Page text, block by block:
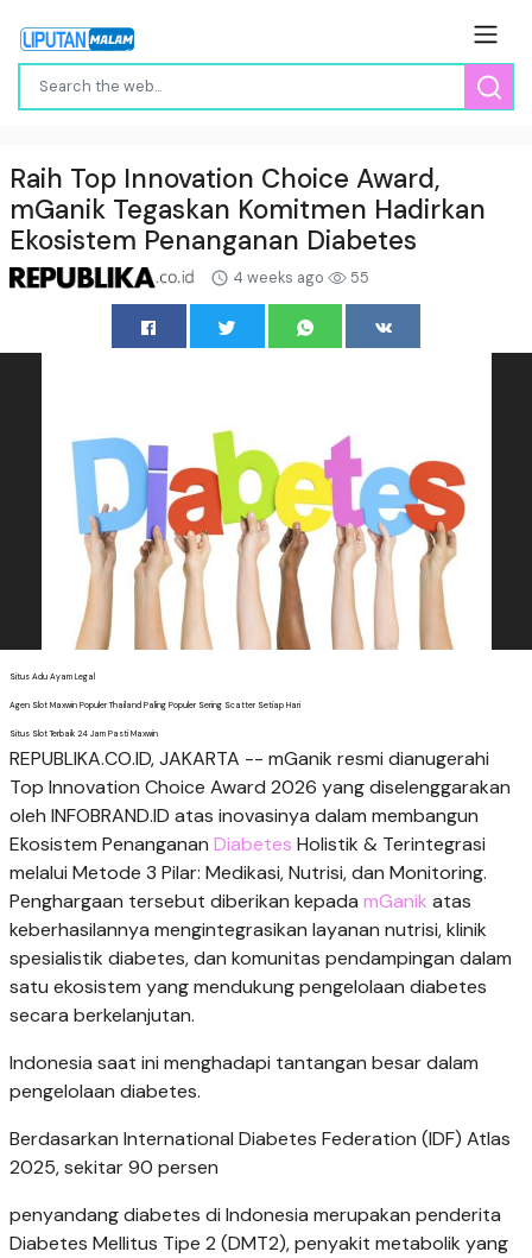
Raih Top Innovation Choice Award,
mGanik Tegaskan Komitmen Hadirkan
Ekosistem Penanganan Diabetes
4 weeks ago 55
Situs Adu Ayam Legal
Agen Slot Maxwin Populer Thailand Paling Populer Sering Scatter Setiap Hari
Situs Slot Terbaik 24 Jam Pasti Maxwin
REPUBLIKA.CO.ID, JAKARTA -- mGanik resmi dianugerahi
Top Innovation Choice Award 2026 yang diselenggarakan
oleh INFOBRAND.ID atas inovasinya dalam membangun
Ekosistem Penanganan Diabetes Holistik & Terintegrasi
melalui Metode 3 Pilar: Medikasi, Nutrisi, dan Monitoring.
Penghargaan tersebut diberikan kepada mGanik atas
keberhasilannya mengintegrasikan layanan nutrisi, klinik
spesialistik diabetes, dan komunitas pendampingan dalam
satu ekosistem yang mendukung pengelolaan diabetes
secara berkelanjutan.
Indonesia saat ini menghadapi tantangan besar dalam
pengelolaan diabetes.
Berdasarkan International Diabetes Federation (IDF) Atlas
2025, sekitar 90 persen
penyandang diabetes di Indonesia merupakan penderita
Diabetes Mellitus Tipe 2 (DMT2), penyakit metabolik yang